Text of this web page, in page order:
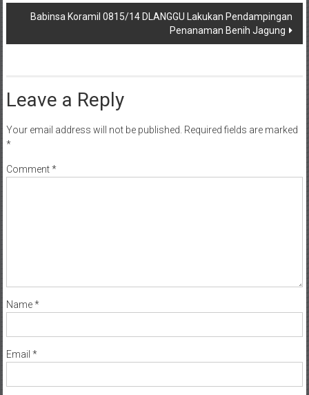
Babinsa Koramil 0815/14 DLANGGU Lakukan Pendampingan
Penanaman Benih Jagung
Leave a Reply
Your email address will not be published. Required fields are marked
*
Comment*
Name*
Email *